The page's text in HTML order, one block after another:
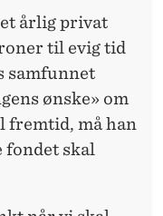
årlig privat
til evig tid
samfunnet
ønske» om
fremtid, må han
fondet skal